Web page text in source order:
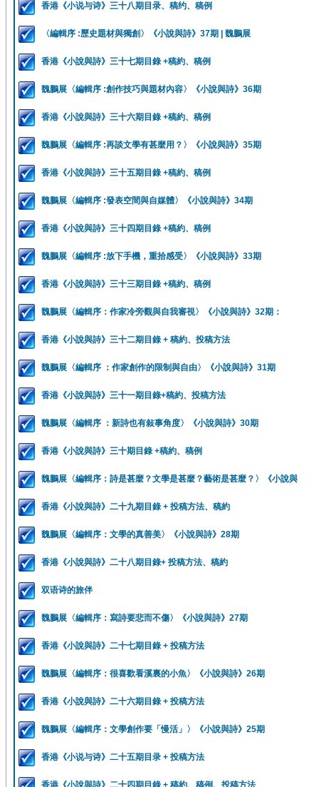
香港《小说与诗》三十八期目录、稿约、稿例
〈編輯序 :歷史題材與獨創〉《小說與詩》37期 | 魏鵬展
香港《小說與詩》三十七期目錄 +稿約、稿例
魏鵬展〈編輯序 :創作技巧與題材內容〉《小說與詩》36期
香港《小說與詩》三十六期目錄 +稿約、稿例
魏鵬展〈編輯序 :再談文學有甚麼用？〉《小說與詩》35期
香港《小說與詩》三十五期目錄 +稿約、稿例
魏鵬展〈編輯序 :發表空間與自媒體〉《小說與詩》34期
香港《小說與詩》三十四期目錄 +稿約、稿例
魏鵬展〈編輯序 :放下手機，重拾感受〉《小說與詩》33期
香港《小說與詩》三十三期目錄 +稿約、稿例
魏鵬展〈編輯序：作家冷旁觀與自我審視〉《小說與詩》32期：
香港《小說與詩》三十二期目錄 + 稿約、投稿方法
魏鵬展〈編輯序 ：作家創作的限制與自由〉《小說與詩》31期
香港《小說與詩》三十一期目錄+稿約、投稿方法
魏鵬展〈編輯序 ：新詩也有敍事角度〉《小說與詩》30期
香港《小說與詩》三十期目錄 +稿約、稿例
魏鵬展〈編輯序：詩是甚麼？文學是甚麼？藝術是甚麼？〉《小說與
香港《小說與詩》二十九期目錄 + 投稿方法、稿約
魏鵬展〈編輯序：文學的真善美〉《小說與詩》28期
香港《小說與詩》二十八期目錄+ 投稿方法、稿約
双语诗的旅伴
魏鵬展〈編輯序：寫詩要悲而不傷〉《小說與詩》27期
香港《小說與詩》二十七期目錄 + 投稿方法
魏鵬展〈編輯序：很喜歡看溪裏的小魚〉《小說與詩》26期
香港《小說與詩》二十六期目錄 + 投稿方法
魏鵬展〈編輯序：文學創作要「慢活」〉《小說與詩》25期
香港《小说与诗》二十五期目录 + 投稿方法
香港《小說與詩》二十四期目錄 + 稿約、稿例、投稿方法